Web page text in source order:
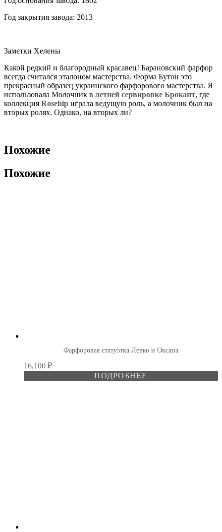
Год закрытия завода: 2013
Заметки Хелены
Какой редкий и благородный красавец! Барановский фарфор
всегда считался эталоном мастерства. Форма Бутон это
прекрасный образец украинского фарфорового мастерства. Я
использовала Молочник в летней сервировке Брокант, где
коллекция Rosehip играла ведущую роль, а молочник был на
вторых ролях. Однако, на вторых ли?
Похожие
Похожие
Фарфоровая статуэтка Левко и Оксана
16,100 ₽
ПОДРОБНЕЕ